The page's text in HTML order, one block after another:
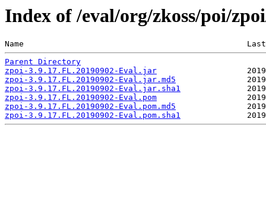
Index of /eval/org/zkoss/poi/
Name                                               Last
Parent Directory
zpoi-3.9.17.FL.20190902-Eval.jar
zpoi-3.9.17.FL.20190902-Eval.jar.md5
zpoi-3.9.17.FL.20190902-Eval.jar.sha1
zpoi-3.9.17.FL.20190902-Eval.pom
zpoi-3.9.17.FL.20190902-Eval.pom.md5
zpoi-3.9.17.FL.20190902-Eval.pom.sha1